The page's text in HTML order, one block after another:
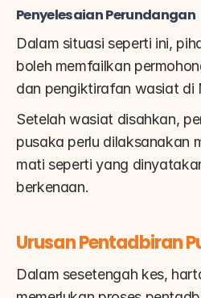
Penyelesaian Perundangan
Dalam situasi seperti ini,
boleh memfailkan
dan pengiktirafan wasiat di
Setelah wasiat disahkan,
pusaka perlu dilaksanakan
mati seperti yang
berkenaan.
Urusan Pentadbiran
Dalam sesetengah kes,